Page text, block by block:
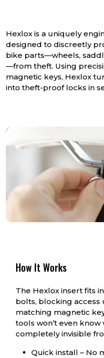
Hexlox is a uniquely
designed to discreetly
bike parts—wheels,
—from theft. Using
magnetic keys, Hexlox
into theft-proof locks in
How It Works
The Hexlox insert fits
bolts, blocking access
matching magnetic
tools won’t even
completely invisible
Quick install – No